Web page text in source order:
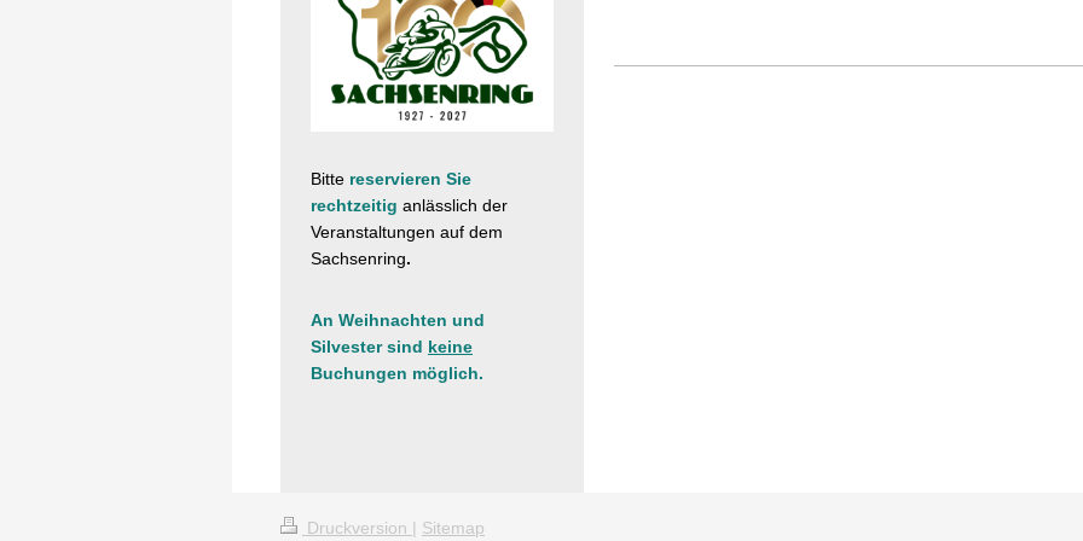
Bitte reservieren Sie
rechtzeitig anlässlich der
Veranstaltungen auf dem
Sachsenring.
An Weihnachten und
Silvester sind keine
Buchungen möglich.
Druckversion | Sitemap